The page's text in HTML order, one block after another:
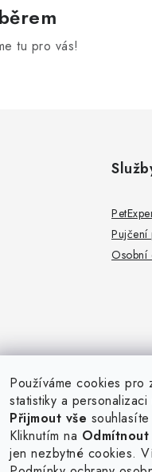
Používáme cookies pro
statistiky a personalizaci
Přijmout vše
Kliknutím na Odmítnout
jen nezbytné cookies.
tu pro vás!
Pujčení
Osobní